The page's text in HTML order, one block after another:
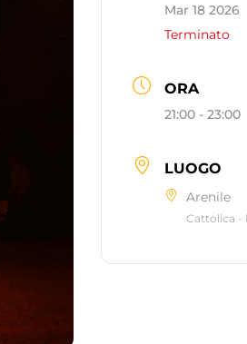
Mar 18 2026
Terminato
ORA
21:00 - 23:00
LUOGO
Arenile
Cattolica -